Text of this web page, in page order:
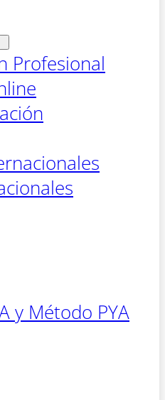
Profesional
y Método PYA